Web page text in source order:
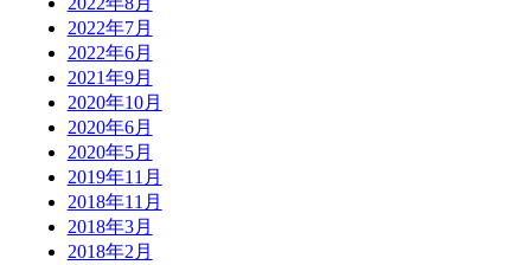
2022年7月
2022年6月
2021年9月
2020年10月
2020年6月
2020年5月
2019年11月
2018年11月
2018年3月
2018年2月